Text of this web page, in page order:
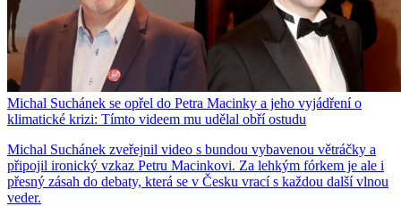
Michal Suchánek se opřel do Petra Macinky a jeho vyjádření o
klimatické krizi: Tímto videem mu udělal obří ostudu
Michal Suchánek zveřejnil video s bundou vybavenou větráčky a
připojil ironický vzkaz Petru Macinkovi. Za lehkým fórkem je ale i
přesný zásah do debaty, která se v Česku vrací s každou další vlnou
veder.